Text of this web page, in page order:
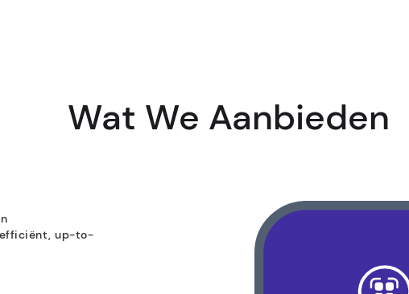
Wat We Aanbieden
efficiënt, up-to-